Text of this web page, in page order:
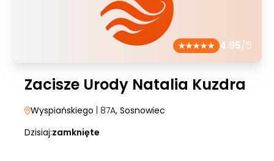
4.95/5
Zacisze Urody Natalia Kuzdra
Wyspiańskiego | 87A, Sosnowiec
Dzisiaj:zamknięte